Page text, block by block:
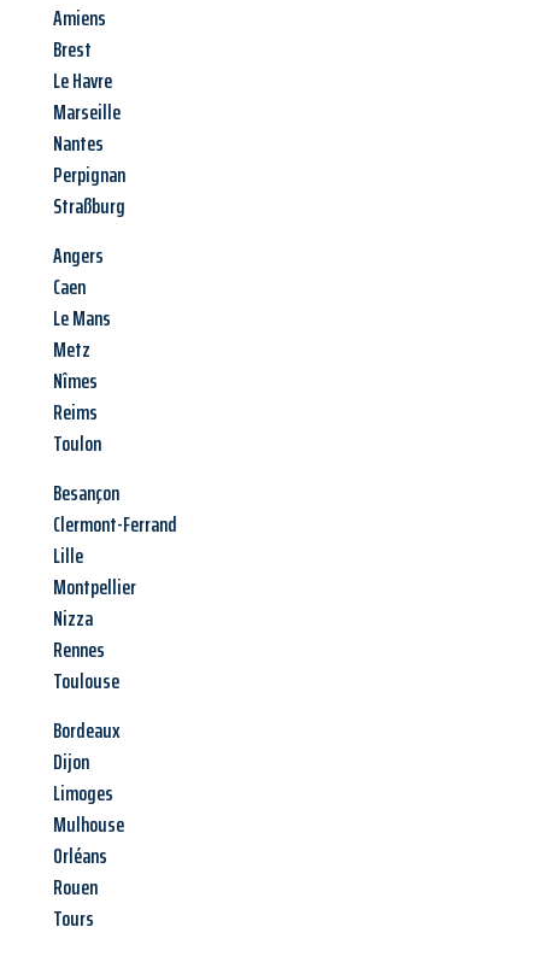
Amiens
Brest
Le Havre
Marseille
Nantes
Perpignan
Straßburg
Angers
Caen
Le Mans
Metz
Nîmes
Reims
Toulon
Besançon
Clermont-Ferrand
Lille
Montpellier
Nizza
Rennes
Toulouse
Bordeaux
Dijon
Limoges
Mulhouse
Orléans
Rouen
Tours